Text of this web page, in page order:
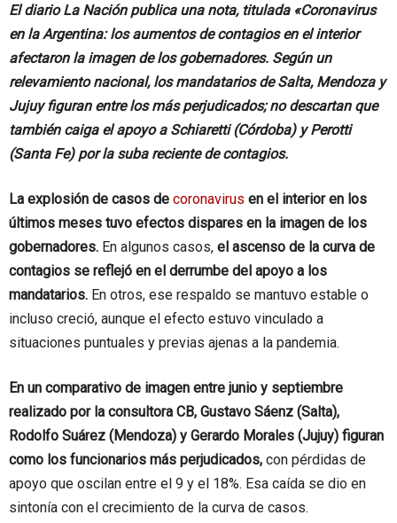
El diario La Nación publica una nota, titulada «Coronavirus
en la Argentina: los aumentos de contagios en el interior
afectaron la imagen de los gobernadores. Según un
relevamiento nacional, los mandatarios de Salta, Mendoza y
Jujuy figuran entre los más perjudicados; no descartan que
también caiga el apoyo a Schiaretti (Córdoba) y Perotti
(Santa Fe) por la suba reciente de contagios.
La explosión de casos de coronavirus en el interior en los
últimos meses tuvo efectos dispares en la imagen de los
gobernadores. En algunos casos, el ascenso de la curva de
contagios se reflejó en el derrumbe del apoyo a los
mandatarios. En otros, ese respaldo se mantuvo estable o
incluso creció, aunque el efecto estuvo vinculado a
situaciones puntuales y previas ajenas a la pandemia.
En un comparativo de imagen entre junio y septiembre
realizado por la consultora CB, Gustavo Sáenz (Salta),
Rodolfo Suárez (Mendoza) y Gerardo Morales (Jujuy) figuran
como los funcionarios más perjudicados, con pérdidas de
apoyo que oscilan entre el 9 y el 18%. Esa caída se dio en
sintonía con el crecimiento de la curva de casos.